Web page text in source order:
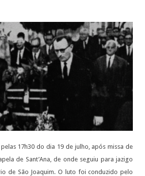
17h30 do dia 19 de julho, após missa de
de Sant’Ana, de onde seguiu para jazigo
de São Joaquim. O luto foi conduzido pelo